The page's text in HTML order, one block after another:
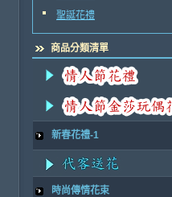
聖誕花禮
商品分類清單
新春花禮-1
時尚傳情花束